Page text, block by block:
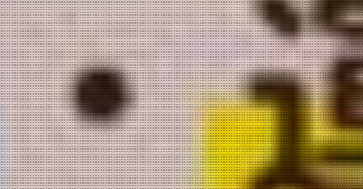
今日、新しいストーリーが始まる。
「まずは会ってみる」から始まる恋がある。
アクア・マーストのパーティーで、
飾らない自分にぴったりのパートナーを。